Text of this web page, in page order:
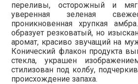
переливы, осторожный и
уверенная зеленая
проникновенная хрупкая
образует резковатый, но
аромат, красиво звучащий на
Конический флакон продукта
стекла, украшен
стилизован под колбу,
происхождение запаха.